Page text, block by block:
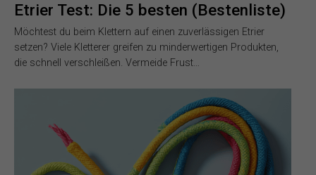
Etrier Test: Die 5 besten (Bestenliste)
Möchtest du beim Klettern auf einen zuverlässigen Etrier
setzen? Viele Kletterer greifen zu minderwertigen Produkten,
die schnell verschleißen. Vermeide Frust…